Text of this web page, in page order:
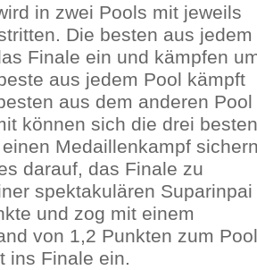
in zwei Pools mit jeweils
Die besten aus jedem
Finale ein und kämpfen
aus jedem Pool kämpft
aus dem anderen Pool
können sich die drei besten
Medaillenkampf
darauf, das Finale zu
spektakulären Suparinpai
und zog mit einem
von 1,2 Punkten zum
ins Finale ein.